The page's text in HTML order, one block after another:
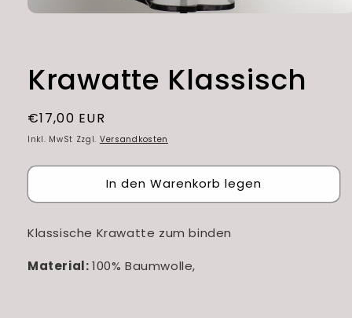
Krawatte Klassisch
Normaler
Preis
€17,00 EUR
Inkl. MwSt Zzgl. Versandkosten
In den Warenkorb legen
Klassische Krawatte zum binden
Material:100% Baumwolle,